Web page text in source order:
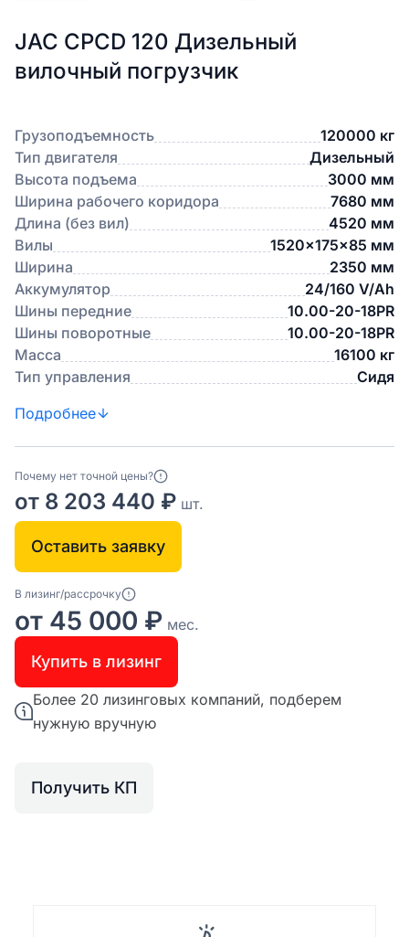
JAC CPCD 120 Дизельный
вилочный погрузчик
Грузоподъемность
120000 кг
Тип двигателя
Дизельный
Высота подъема
3000 мм
Ширина рабочего коридора
7680 мм
Длина (без вил)
4520 мм
Вилы
1520x175x85 мм
Ширина
2350 мм
Аккумулятор
24/160 V/Ah
Шины передние
10.00-20-18PR
Шины поворотные
10.00-20-18PR
Масса
16100 кг
Тип управления
Сидя
Подробнее
Почему нет точной цены?
от 8 203 440 ₽ шт.
Оставить заявку
В лизинг/рассрочку
от 45 000 ₽ мес.
Купить в лизинг
Более 20 лизинговых компаний, подберем
нужную вручную
Получить КП